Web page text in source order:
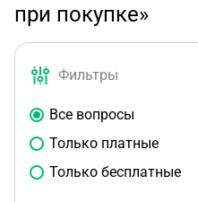
при покупке»
Фильтры
Все вопросы
Только платные
Только бесплатные